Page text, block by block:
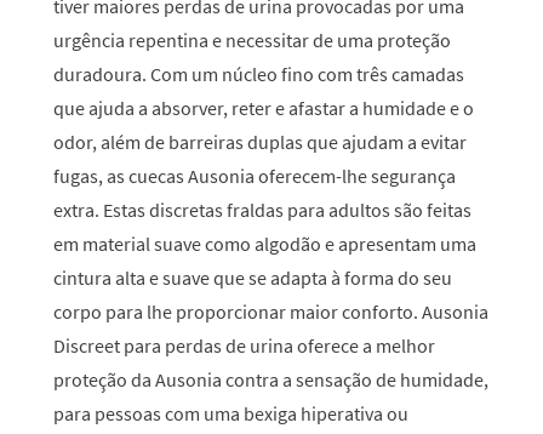
mesma
página.
tiver maiores perdas de urina provocadas por uma
urgência repentina e necessitar de uma proteção
duradoura. Com um núcleo fino com três camadas
que ajuda a absorver, reter e afastar a humidade e o
odor, além de barreiras duplas que ajudam a evitar
fugas, as cuecas Ausonia oferecem-lhe segurança
extra. Estas discretas fraldas para adultos são feitas
em material suave como algodão e apresentam uma
cintura alta e suave que se adapta à forma do seu
corpo para lhe proporcionar maior conforto. Ausonia
Discreet para perdas de urina oferece a melhor
proteção da Ausonia contra a sensação de humidade,
para pessoas com uma bexiga hiperativa ou